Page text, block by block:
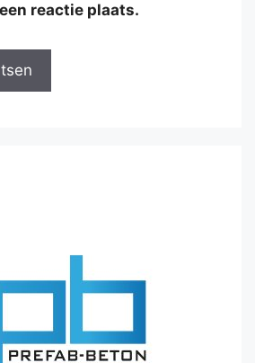
reactie plaats.